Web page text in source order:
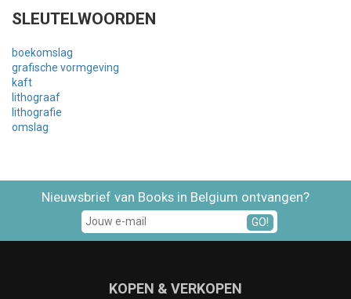
SLEUTELWOORDEN
boekomslag
grafische vormgeving
kaft
lithograaf
lithografie
omslag
Nieuwsbrief van Books in Belgium ontvangen?
GO!
KOPEN & VERKOPEN